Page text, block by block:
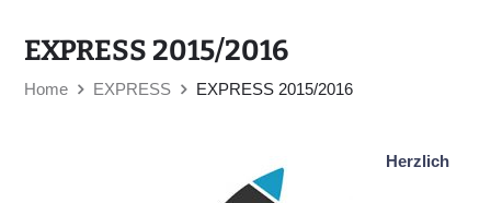
EXPRESS 2015/2016
Home EXPRESS EXPRESS 2015/2016
Herzlich